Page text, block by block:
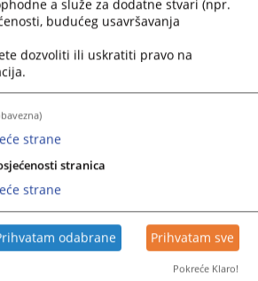
the
question
mark
the
keyboard
shortcuts
for
dates.
tužilaštva FBiH za 2023.
tužilaštva FBiH za 2022.
tužilaštva FBiH za 2021. godinu
a služe za dodatne stvari (npr.
budućeg usavršavanja
dozvoliti ili uskratiti pravo na
strane
stranica
strane
odabrane Prihvatam sve
Pokreće Klaro!